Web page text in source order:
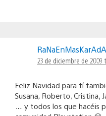
RaNaEnMasKarAdA
23 de diciembre de
Feliz Navidad para tí
Susana, Roberto, Cristina,
… y todos los que hacéis